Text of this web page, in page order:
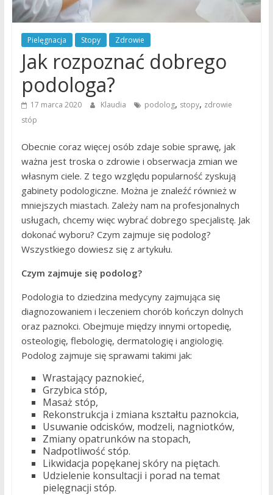
Pielęgnacja Stopy Zdrowie
Jak rozpoznać dobrego
podologa?
17 marca 2020 Klaudia podolog, stopy, zdrowie
stóp
Obecnie coraz więcej osób zdaje sobie sprawę, jak
ważna jest troska o zdrowie i obserwacja zmian we
własnym ciele. Z tego względu popularność zyskują
gabinety podologiczne. Można je znaleźć również w
mniejszych miastach. Zależy nam na profesjonalnych
usługach, chcemy więc wybrać dobrego specjalistę. Jak
dokonać wyboru? Czym zajmuje się podolog?
Wszystkiego dowiesz się z artykułu.
Czym zajmuje się podolog?
Podologia to dziedzina medycyny zajmująca się
diagnozowaniem i leczeniem chorób kończyn dolnych
oraz paznokci. Obejmuje między innymi ortopedię,
osteologię, flebologię, dermatologię i angiologię.
Podolog zajmuje się sprawami takimi jak:
Wrastający paznokieć,
Grzybica stóp,
Masaż stóp,
Rekonstrukcja i zmiana kształtu paznokcia,
Usuwanie odcisków, modzeli, nagniotków,
Zmiany opatrunków na stopach,
Nadpotliwość stóp.
Likwidacja popękanej skóry na piętach.
Udzielenie konsultacji i porad na temat
pielęgnacji stóp.